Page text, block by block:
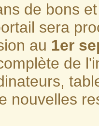
de bons
sera
au 1er
de
nouvelles